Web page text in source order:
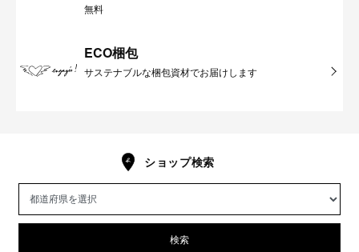
無料
ECO梱包
サステナブルな梱包資材でお届けします
ショップ検索
検索